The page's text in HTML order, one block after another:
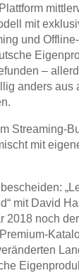
mit
und
–
anders aus
Streaming-
mit
mit David
2018 noch